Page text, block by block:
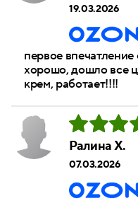
19.03.2026
первое
хорошо, дошло все
крем, работает!!!!
Ралина Х.
07.03.2026